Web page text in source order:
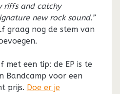
riffs and catchy
new rock sound.”
graag nog de stem van
met een tip: de EP is te
Bandcamp voor een
prijs. Doe er je